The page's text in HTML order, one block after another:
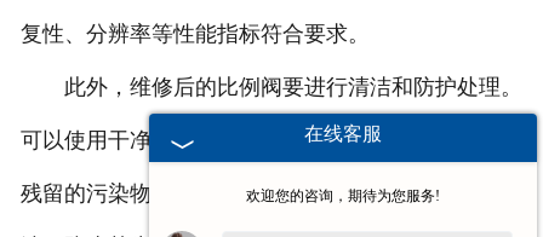
复性、分辨率等性能指标符合要求。
此外，维修后的比例阀要进行清洁和防护处理。
可以使用干净的液压油对比例阀内部进行冲洗，去除
残留的污染物和杂质。然后，在比例阀表面涂抹防锈
在线客服
欢迎您的咨询，期待为您服务!